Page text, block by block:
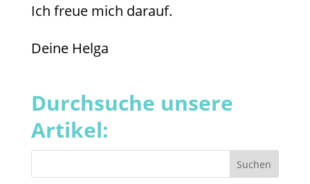
Ich freue mich darauf.
Deine Helga
Durchsuche unsere
Artikel: